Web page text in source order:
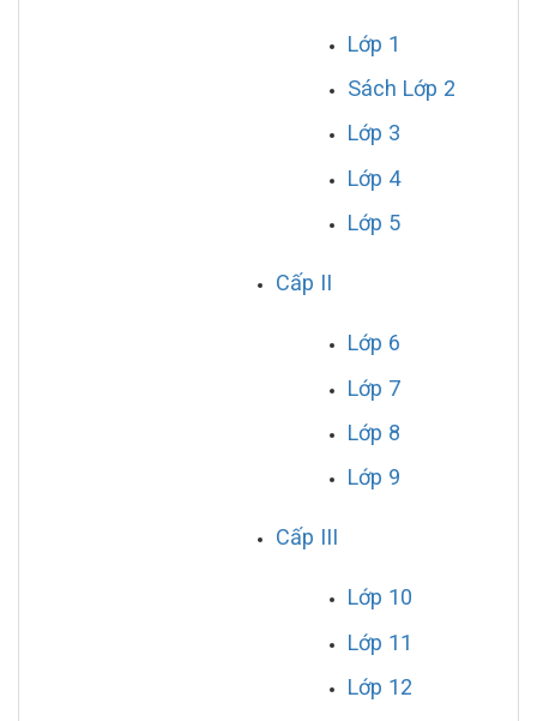
Lớp 1
Sách Lớp 2
Lớp 3
Lớp 4
Lớp 5
Cấp II
Lớp 6
Lớp 7
Lớp 8
Lớp 9
Cấp III
Lớp 10
Lớp 11
Lớp 12